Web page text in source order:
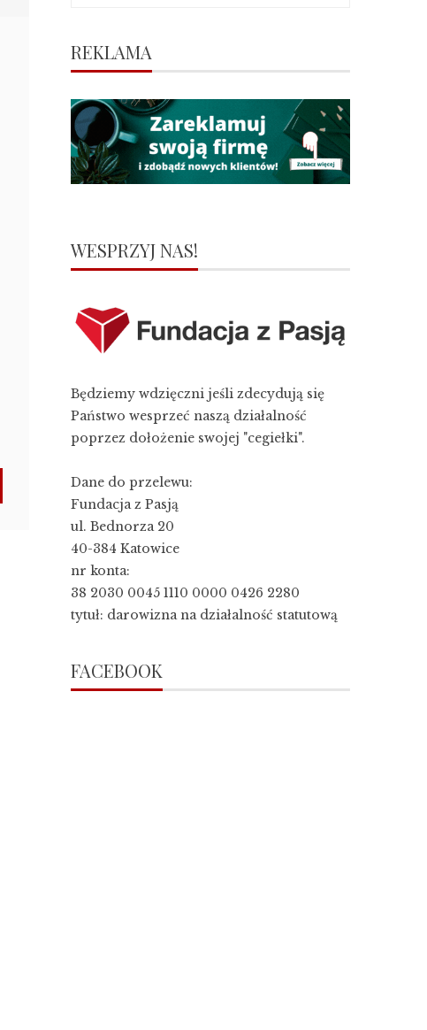
REKLAMA
WESPRZYJ NAS!
Będziemy wdzięczni jeśli zdecydują się
Państwo wesprzeć naszą działalność
poprzez dołożenie swojej "cegiełki".
Dane do przelewu:
Fundacja z Pasją
ul. Bednorza 20
40-384 Katowice
nr konta:
38 2030 0045 1110 0000 0426 2280
tytuł: darowizna na działalność statutową
FACEBOOK